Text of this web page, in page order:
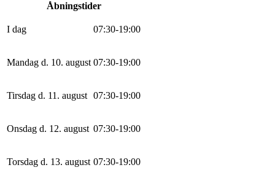
Åbningstider
I dag 07:30-19:00
Mandag d. 10. august 07:30-19:00
Tirsdag d. 11. august 07:30-19:00
Onsdag d. 12. august 07:30-19:00
Torsdag d. 13. august 07:30-19:00